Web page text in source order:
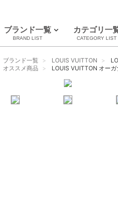
ブランド一覧
BRAND LIST
ルイヴィトン
シャネル
エルメス
全てのブランドを見る
カテゴリ一
CATEGORY LIST
ブランド一覧 LOUIS VUITTON
オススメ商品 LOUIS VUITTON オー